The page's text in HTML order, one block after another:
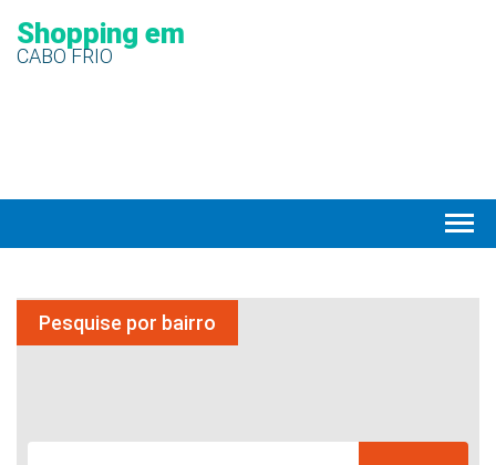
Shopping em
CABO FRIO
Pesquise por bairro